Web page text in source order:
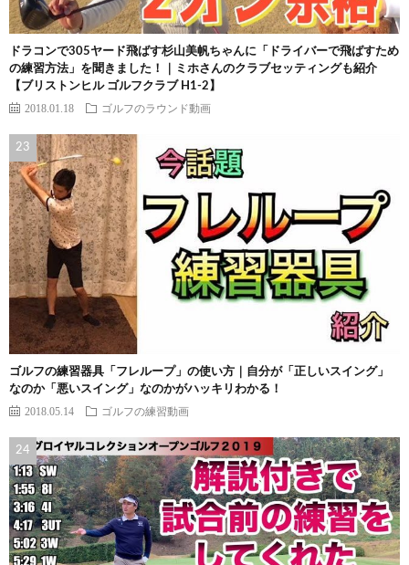
ドラコンで305ヤード飛ばす杉山美帆ちゃんに「ドライバーで飛ばすため
の練習方法」を聞きました！｜ミホさんのクラブセッティングも紹介
【ブリストンヒル ゴルフクラブ H1-2】
2018.01.18 ゴルフのラウンド動画
ゴルフの練習器具「フレループ」の使い方｜自分が「正しいスイング」
なのか「悪いスイング」なのかがハッキリわかる！
2018.05.14 ゴルフの練習動画